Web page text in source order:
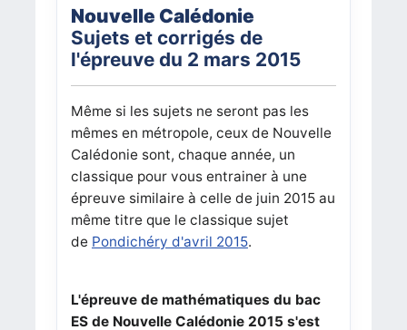
Nouvelle Calédonie
Sujets et corrigés de
l'épreuve du 2 mars 2015
Même si les sujets ne seront pas les
mêmes en métropole, ceux de Nouvelle
Calédonie sont, chaque année, un
classique pour vous entrainer à une
épreuve similaire à celle de juin 2015 au
même titre que le classique sujet
de Pondichéry d'avril 2015.
L'épreuve de mathématiques du bac
ES de Nouvelle Calédonie 2015 s'est